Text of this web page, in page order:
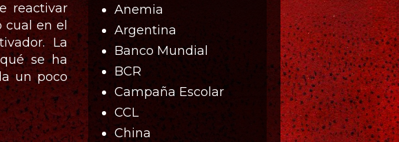
reactivar
en el
La
se ha
un poco
Anemia
Argentina
Banco Mundial
BCR
Campaña Escolar
CCL
China